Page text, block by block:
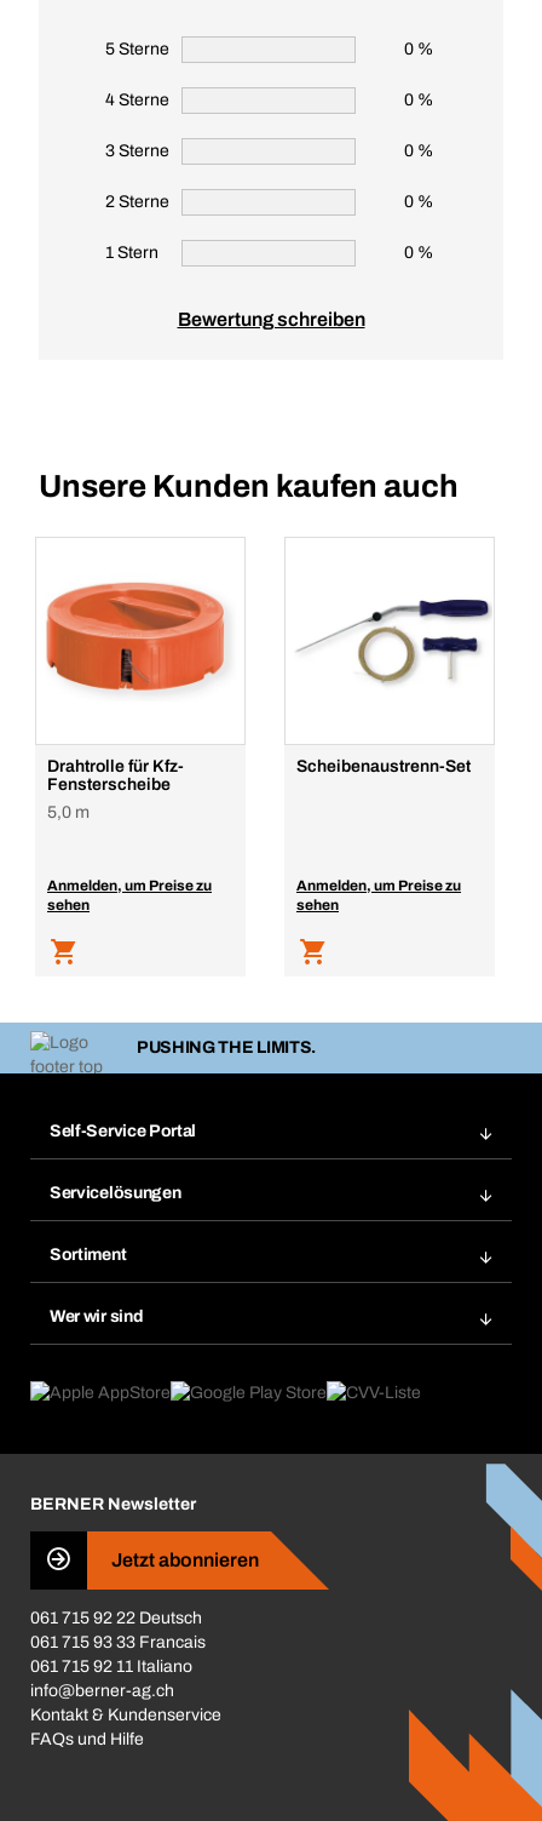
5 Sterne 0 %
4 Sterne 0 %
3 Sterne 0 %
2 Sterne 0 %
1 Stern 0 %
Bewertung schreiben
Unsere Kunden kaufen auch
Drahtrolle für Kfz-
Fensterscheibe
5,0 m
Anmelden, um Preise zu
sehen
Scheibenaustrenn-Set
Anmelden, um Preise zu
sehen
PUSHING THE LIMITS.
Self-Service Portal
Merklisten
Nachbestellung
Dauerauftrag
Servicelösungen
Gefahrenstoffdatenbank
eProcurement
Produktfinder
Sortiment
Wer wir sind
Was uns antreibt
Business Conduct
BERNER Newsletter
Jetzt abonnieren
061 715 92 22 Deutsch
061 715 93 33 Francais
061 715 92 11 Italiano
info@berner-ag.ch
Kontakt & Kundenservice
FAQs und Hilfe